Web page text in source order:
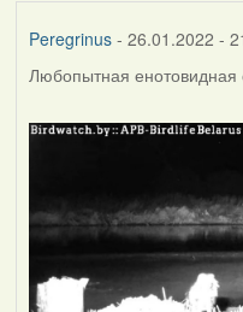
Peregrinus- 26.01.2022 -
Любопытная енотовидная